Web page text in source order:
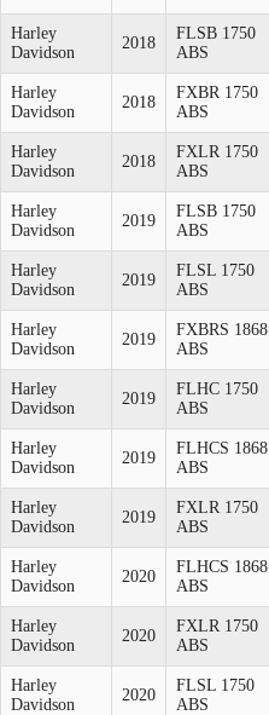
Harley
Davidson
2018
FLSB 1750
ABS
Harley
Davidson
2018
FXBR 1750
ABS
Harley
Davidson
2018
FXLR 1750
ABS
Harley
Davidson
2019
FLSB 1750
ABS
Harley
Davidson
2019
FLSL 1750
ABS
Harley
Davidson
2019
FXBRS 1868
ABS
Harley
Davidson
2019
FLHC 1750
ABS
Harley
Davidson
2019
FLHCS 1868
ABS
Harley
Davidson
2019
FXLR 1750
ABS
Harley
Davidson
2020
FLHCS 1868
ABS
Harley
Davidson
2020
FXLR 1750
ABS
Harley
Davidson
2020
FLSL 1750
ABS